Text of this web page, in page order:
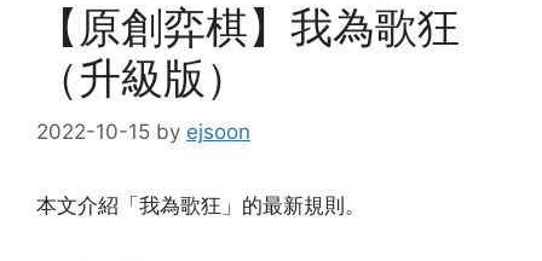
【原創弈棋】我為歌狂
（升級版）
2022-10-15 by ejsoon
本文介紹「我為歌狂」的最新規則。